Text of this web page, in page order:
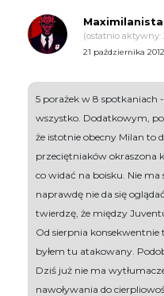
Maximilanista
(ostatnio aktywny:
21 października
5 porażek w 8 spotkaniach
wszystko. Dodatkowym,
że istotnie obecny Milan to
przeciętniaków okraszona
co widać na boisku. Nie ma
naprawdę nie da się
twierdzę, że między
Od sierpnia
byłem tu atakowany.
Dziś już nie ma
nawoływania do